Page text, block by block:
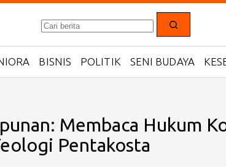
No
results
BISNIS POLITIK SENI BUDAYA
Membaca Hukum
Pentakosta